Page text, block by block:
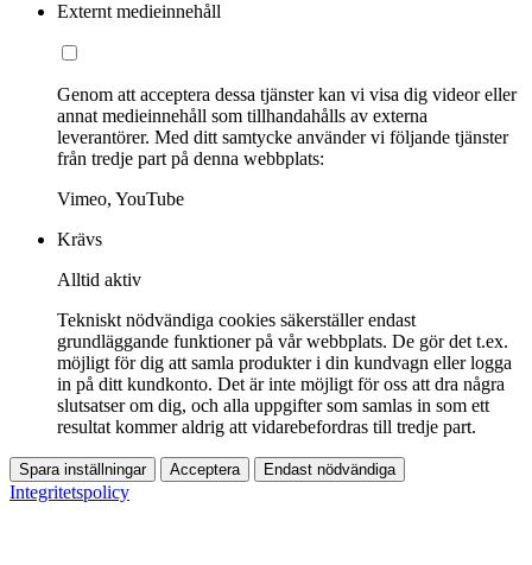
Externt medieinnehåll
Genom att acceptera dessa tjänster kan vi visa dig videor eller
annat medieinnehåll som tillhandahålls av externa
leverantörer. Med ditt samtycke använder vi följande tjänster
från tredje part på denna webbplats:
Vimeo, YouTube
Krävs
Alltid aktiv
Tekniskt nödvändiga cookies säkerställer endast
grundläggande funktioner på vår webbplats. De gör det t.ex.
möjligt för dig att samla produkter i din kundvagn eller logga
in på ditt kundkonto. Det är inte möjligt för oss att dra några
slutsatser om dig, och alla uppgifter som samlas in som ett
resultat kommer aldrig att vidarebefordras till tredje part.
Spara inställningar Acceptera Endast nödvändiga
Integritetspolicy